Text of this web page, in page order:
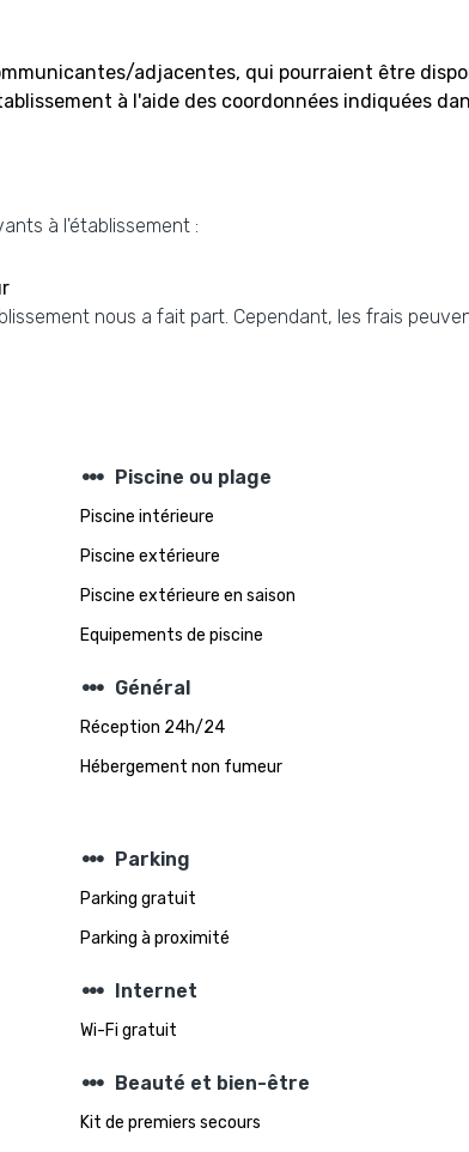
adjacentes, qui pourraient être
à l'aide des coordonnées indiquées
à l'établissement :
nous a fait part. Cependant, les frais
steppers Piscine ou plage
Piscine intérieure
Piscine extérieure
Piscine extérieure en saison
Equipements de piscine
steppers Général
Réception 24h/24
Hébergement non fumeur
steppers Parking
Parking gratuit
Parking à proximité
steppers Internet
Wi-Fi gratuit
steppers Beauté et bien-être
Kit de premiers secours